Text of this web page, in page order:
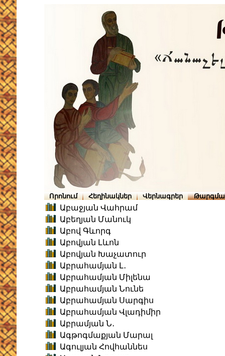
Որոնում Հեղինակներ Վերնագրեր
Աբաջյան Վահրամ
Աբեղյան Մանուկ
Աբով Գևորգ
Աբովյան Լևոն
Աբովյան Խաչատուր
Աբրահամյան Լ․
Աբրահամյան Միլենա
Աբրահամյան Նունե
Աբրահամյան Սարգիս
Աբրահամյան Վլադիմիր
Աբրամյան Ն․
Ագթոգմաքյան Մարալ
Ագուլյան Հովհաննես